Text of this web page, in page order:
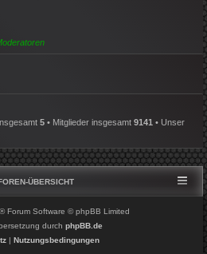
5 • Mitglieder insgesamt 9141 • Unser
ÜBERSICHT
® Forum Software © phpBB Limited
durch phpBB.de
| Nutzungsbedingungen